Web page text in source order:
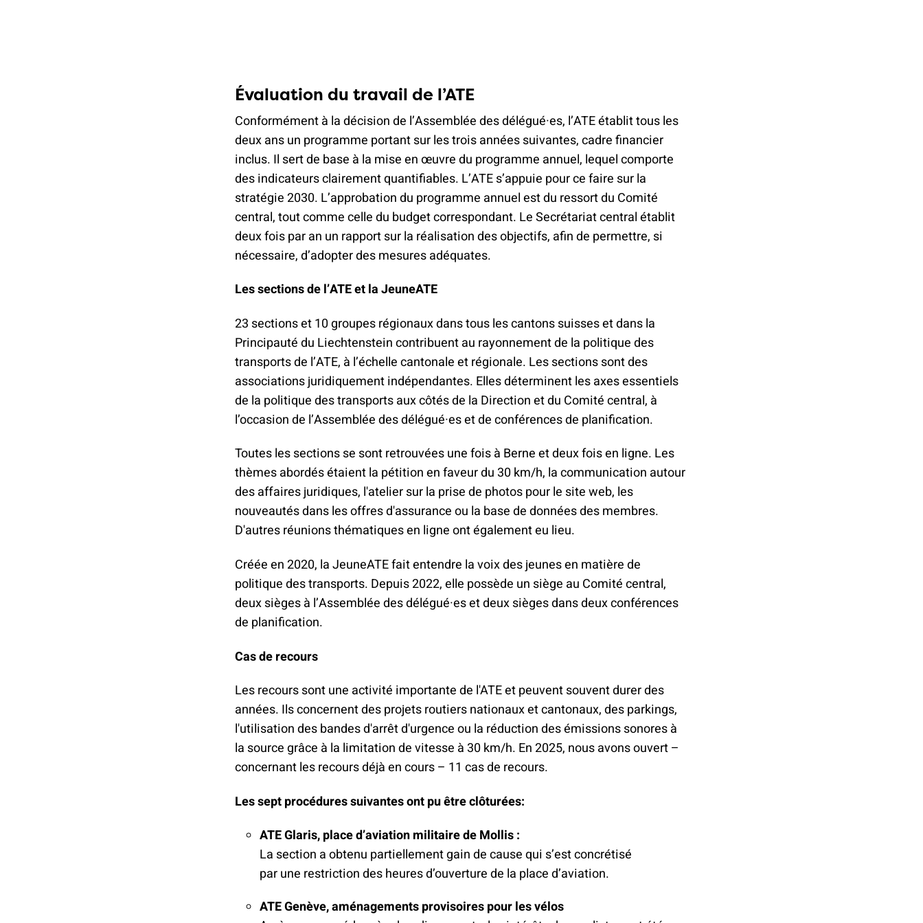
Évaluation du travail de l’ATE
Conformément à la décision de l’Assemblée des délégué·es, l’ATE établit tous les
deux ans un programme portant sur les trois années suivantes, cadre financier
inclus. Il sert de base à la mise en œuvre du programme annuel, lequel comporte
des indicateurs clairement quantifiables. L’ATE s’appuie pour ce faire sur la
stratégie 2030. L’approbation du programme annuel est du ressort du Comité
central, tout comme celle du budget correspondant. Le Secrétariat central établit
deux fois par an un rapport sur la réalisation des objectifs, afin de permettre, si
nécessaire, d’adopter des mesures adéquates.
Les sections de l’ATE et la JeuneATE
23 sections et 10 groupes régionaux dans tous les cantons suisses et dans la
Principauté du Liechtenstein contribuent au rayonnement de la politique des
transports de l’ATE, à l’échelle cantonale et régionale. Les sections sont des
associations juridiquement indépendantes. Elles déterminent les axes essentiels
de la politique des transports aux côtés de la Direction et du Comité central, à
l’occasion de l’Assemblée des délégué·es et de conférences de planification.
Toutes les sections se sont retrouvées une fois à Berne et deux fois en ligne. Les
thèmes abordés étaient la pétition en faveur du 30 km/h, la communication autour
des affaires juridiques, l'atelier sur la prise de photos pour le site web, les
nouveautés dans les offres d'assurance ou la base de données des membres.
D'autres réunions thématiques en ligne ont également eu lieu.
Créée en 2020, la JeuneATE fait entendre la voix des jeunes en matière de
politique des transports. Depuis 2022, elle possède un siège au Comité central,
deux sièges à l’Assemblée des délégué·es et deux sièges dans deux conférences
de planification.
Cas de recours
Les recours sont une activité importante de l'ATE et peuvent souvent durer des
années. Ils concernent des projets routiers nationaux et cantonaux, des parkings,
l'utilisation des bandes d'arrêt d'urgence ou la réduction des émissions sonores à
la source grâce à la limitation de vitesse à 30 km/h. En 2025, nous avons ouvert –
concernant les recours déjà en cours – 11 cas de recours.
Les sept procédures suivantes ont pu être clôturées:
ATE Glaris, place d’aviation militaire de Mollis :
La section a obtenu partiellement gain de cause qui s’est concrétisé
par une restriction des heures d’ouverture de la place d’aviation.
ATE Genève, aménagements provisoires pour les vélos